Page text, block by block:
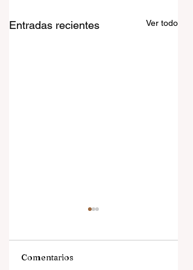
Entradas recientes Ver todo
Comentarios